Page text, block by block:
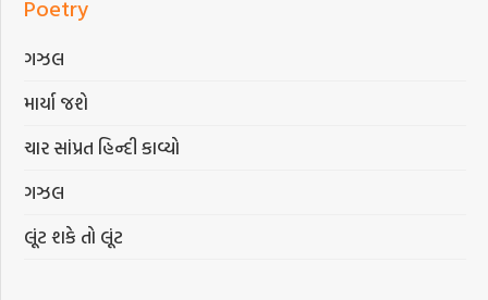
Poetry
ગઝલ
માર્યા જશે
ચાર સાંપ્રત હિન્દી કાવ્યો
ગઝલ
લૂંટ શકે તો લૂંટ